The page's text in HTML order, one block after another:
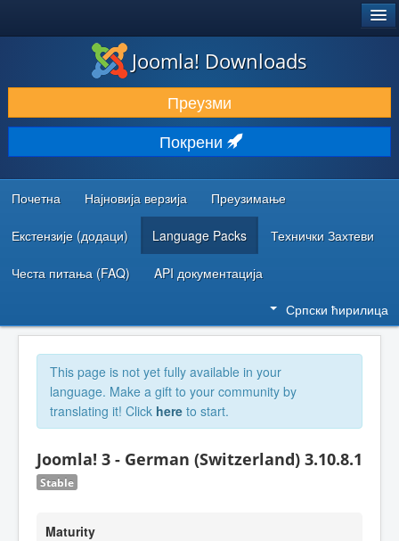
ПРЕУЗИМАЊЕ И ПРОШИРЕЊА (ЕКСТЕНЗИЈЕ)
ОТКРИЈТЕ И НАУЧИТЕ
ЗАЈЕДНИЦА И ПОДРШКА
РЕСУРСИ ЗА РАЗВОЈ
Joomla! Downloads
Преузми
Покрени
Почетна Најновија верзија Преузимање
Екстензије (додаци) Language Packs Технички Захтеви
Честа питања (FAQ) API документација
Српски ћирилица
This page is not yet fully available in your
language. Make a gift to your community by
translating it! Click here to start.
Joomla! 3 - German (Switzerland) 3.10.8.1
Stable
Maturity